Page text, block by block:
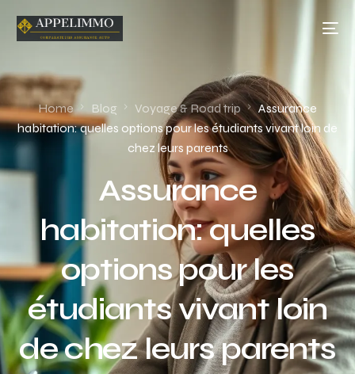
Home Blog Voyage & Road trip
Assurance
habitation: quelles options pour les étudiants vivant loin de
chez leurs parents
Assurance
habitation: quelles
options pour les
étudiants vivant loin
de chez leurs parents